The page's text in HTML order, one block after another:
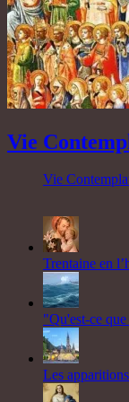
Vie
Vie
Trentaine en
"Qu'est-ce
Les